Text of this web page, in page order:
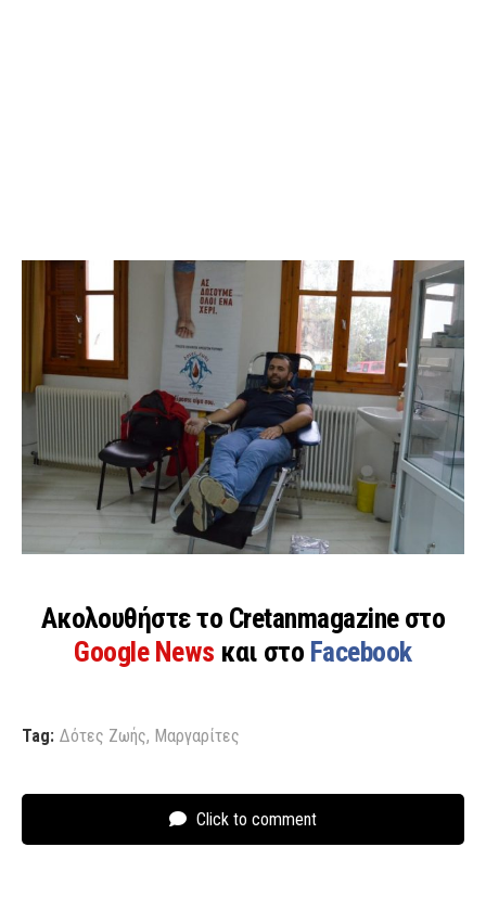
Ακολουθήστε το Cretanmagazine στο
Google News και στο Facebook
Tag: Δότες Ζωής, Μαργαρίτες
Click to comment